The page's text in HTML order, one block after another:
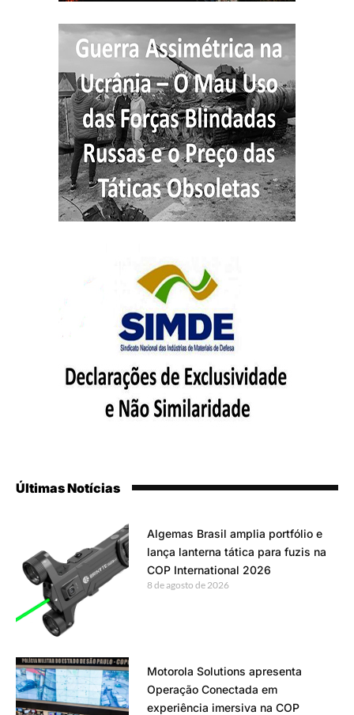
Últimas Notícias
Algemas Brasil amplia portfólio e
lança lanterna tática para fuzis na
COP International 2026
8 de agosto de 2026
Motorola Solutions apresenta
Operação Conectada em
experiência imersiva na COP